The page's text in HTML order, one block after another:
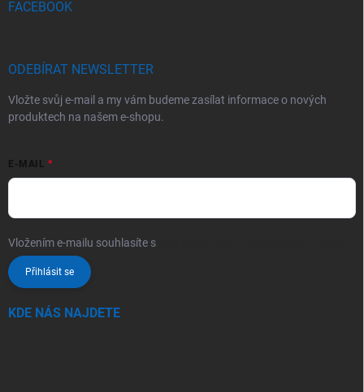
FACEBOOK
ODEBÍRAT NEWSLETTER
Vložte svůj e-mail a my vám budeme zasílat informace o nových
produktech na našem e-shopu.
E-MAIL
Vložením e-mailu souhlasíte s
Přihlásit se
KDE NÁS NAJDETE